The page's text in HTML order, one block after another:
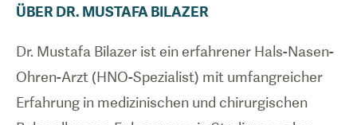
ÜBER DR. MUSTAFA BILAZER
Dr. Mustafa Bilazer ist ein erfahrener Hals-Nasen-
Ohren-Arzt (HNO-Spezialist) mit umfangreicher
Erfahrung in medizinischen und chirurgischen